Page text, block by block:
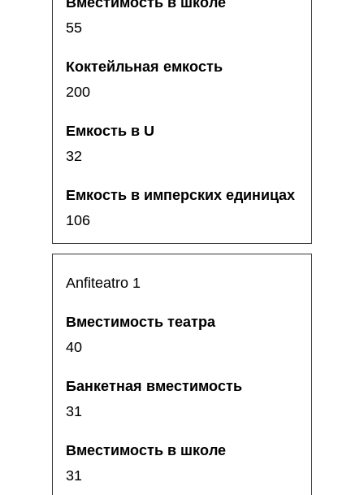
55
200
32
106
Anfiteatro 1
40
31
31